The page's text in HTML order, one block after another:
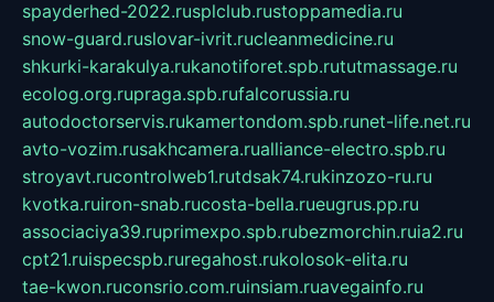
spayderhed-2022.rusplclub.rustoppamedia.ru
snow-guard.ruslovar-ivrit.rucleanmedicine.ru
shkurki-karakulya.rukanotiforet.spb.rututmassage.ru
ecolog.org.rupraga.spb.rufalcorussia.ru
autodoctorservis.rukamertondom.spb.runet-life.net.ru
avto-vozim.rusakhcamera.rualliance-electro.spb.ru
stroyavt.rucontrolweb1.rutdsak74.rukinzozo-ru.ru
kvotka.ruiron-snab.rucosta-bella.rueugrus.pp.ru
associaciya39.ruprimexpo.spb.rubezmorchin.ruia2.ru
cpt21.ruispecspb.ruregahost.rukolosok-elita.ru
tae-kwon.ruconsrio.com.ruinsiam.ruavegainfo.ru